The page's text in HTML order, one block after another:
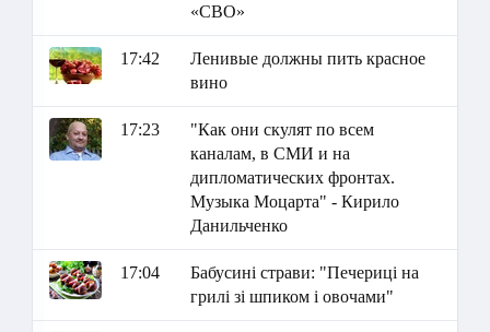
«СВО»
17:42
Ленивые должны пить красное
вино
17:23
"Как они скулят по всем
каналам, в СМИ и на
дипломатических фронтах.
Музыка Моцарта" - Кирило
Данильченко
17:04
Бабусині страви: "Печериці на
грилі зі шпиком і овочами"